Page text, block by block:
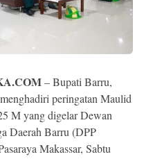
– Bupati Barru,
peringatan Maulid
M yang digelar Dewan
Daerah Barru (DPP
Makassar, Sabtu